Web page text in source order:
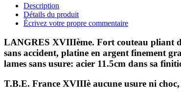
Description
Détails du produit
Écrivez votre propre commentaire
LANGRES XVIIIème. Fort couteau pliant
sans accident, platine en argent finement
lames sans usure: acier 11.5cm dans sa
T.B.E. France XVIIIè aucune usure ni